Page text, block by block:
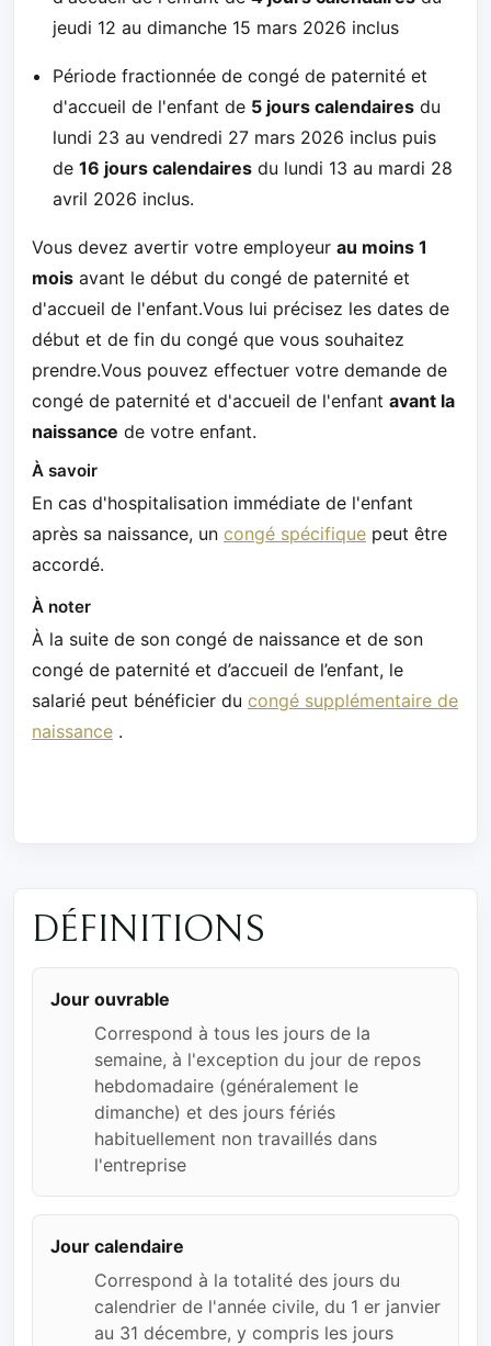
jeudi 12 au dimanche 15 mars 2026 inclus
Période fractionnée de congé de paternité et
d'accueil de l'enfant de 5 jours calendaires du
lundi 23 au vendredi 27 mars 2026 inclus puis
de16 jours calendaires du lundi 13 au mardi 28
avril 2026 inclus.
Vous devez avertir votre employeur au moins 1
mois avant le début du congé de paternité et
d'accueil de l'enfant.Vous lui précisez les dates de
début et de fin du congé que vous souhaitez
prendre.Vous pouvez effectuer votre demande de
congé de paternité et d'accueil de l'enfant avant la
naissance de votre enfant.
À savoir
En cas d'hospitalisation immédiate de l'enfant
après sa naissance, un congé spécifique peut être
accordé.
À noter
À la suite de son congé de naissance et de son
congé de paternité et d’accueil de l’enfant, le
salarié peut bénéficier du congé supplémentaire de
naissance .
DÉFINITIONS
Jour ouvrable
Correspond à tous les jours de la
semaine, à l'exception du jour de repos
hebdomadaire (généralement le
dimanche) et des jours fériés
habituellement non travaillés dans
l'entreprise
Jour calendaire
Correspond à la totalité des jours du
calendrier de l'année civile, du 1 er janvier
au 31 décembre, y compris les jours